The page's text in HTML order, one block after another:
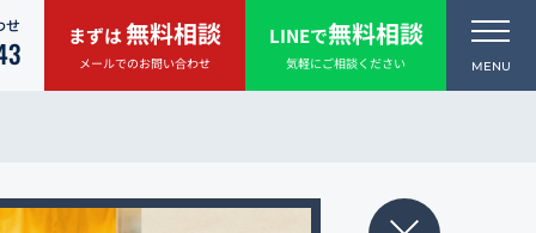
せ まずは無料相談
メールでのお問い合わせ
LINEで無料相談
気軽にご相談ください